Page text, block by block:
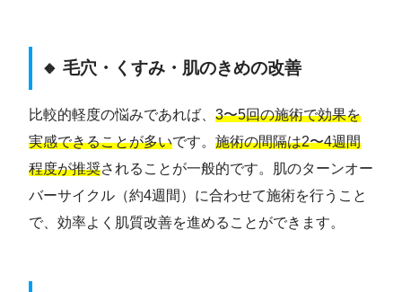
🔸 毛穴・くすみ・肌のきめの改善
比較的軽度の悩みであれば、 3〜5回の施術で効果を
実感できることが多いです。 施術の間隔は2〜4週間
程度が推奨されることが一般的です。肌のターンオー
バーサイクル（約4週間）に合わせて施術を行うこと
で、効率よく肌質改善を進めることができます。